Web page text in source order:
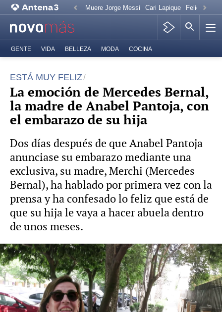
Muere Jorge Messi Cari Lapique Felicitación
GENTE VIDA BELLEZA MODA COCINA
ESTÁ MUY FELIZ
La emoción de Mercedes Bernal,
la madre de Anabel Pantoja, con
el embarazo de su hija
Dos días después de que Anabel Pantoja
anunciase su embarazo mediante una
exclusiva, su madre, Merchi (Mercedes
Bernal), ha hablado por primera vez con la
prensa y ha confesado lo feliz que está de
que su hija le vaya a hacer abuela dentro
de unos meses.
Vídeo: Europa Press Foto: Europa Press
David Rodríguez, novio de Anabel Pantoja,
tras conocerse que esperan su primer hijo:
"Estoy muy feliz"